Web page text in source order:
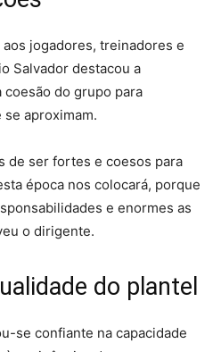
jogadores, treinadores e
Salvador destacou a
coesão do grupo para
aproximam.
de ser fortes e coesos para
época nos colocará, porque
e enormes as
o dirigente.
do plantel
se confiante na capacidade